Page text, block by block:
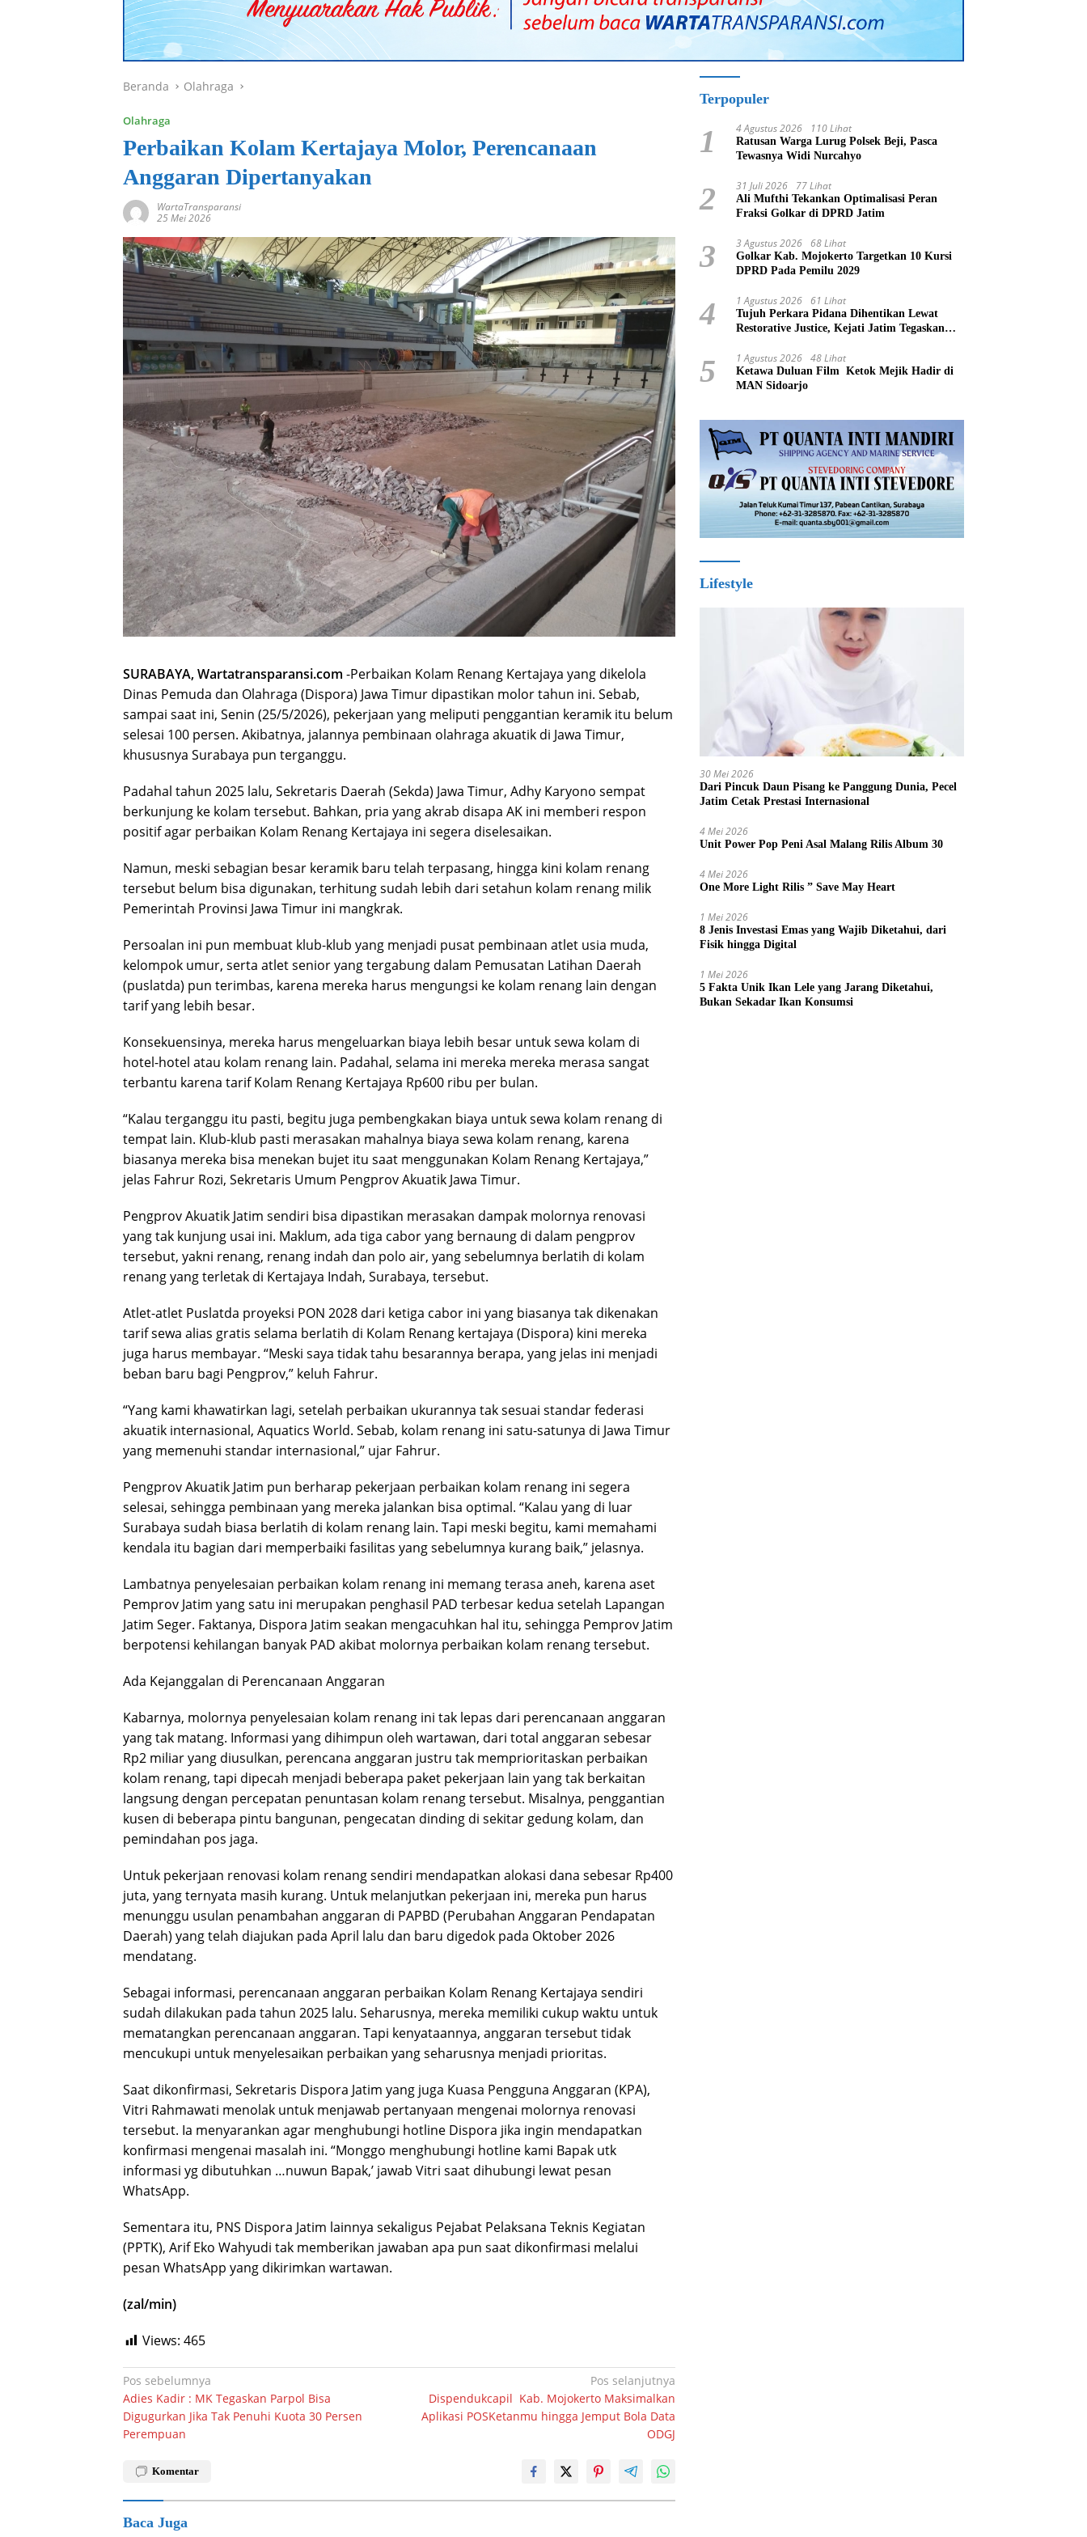
Beranda Olahraga
Olahraga
Perbaikan Kolam Kertajaya Molor, Perencanaan
Anggaran Dipertanyakan
WartaTransparansi
25 Mei 2026
SURABAYA, Wartatransparansi.com -Perbaikan Kolam Renang Kertajaya yang dikelola
Dinas Pemuda dan Olahraga (Dispora) Jawa Timur dipastikan molor tahun ini. Sebab,
sampai saat ini, Senin (25/5/2026), pekerjaan yang meliputi penggantian keramik itu belum
selesai 100 persen. Akibatnya, jalannya pembinaan olahraga akuatik di Jawa Timur,
khususnya Surabaya pun terganggu.
Padahal tahun 2025 lalu, Sekretaris Daerah (Sekda) Jawa Timur, Adhy Karyono sempat
berkunjung ke kolam tersebut. Bahkan, pria yang akrab disapa AK ini memberi respon
positif agar perbaikan Kolam Renang Kertajaya ini segera diselesaikan.
Namun, meski sebagian besar keramik baru telah terpasang, hingga kini kolam renang
tersebut belum bisa digunakan, terhitung sudah lebih dari setahun kolam renang milik
Pemerintah Provinsi Jawa Timur ini mangkrak.
Persoalan ini pun membuat klub-klub yang menjadi pusat pembinaan atlet usia muda,
kelompok umur, serta atlet senior yang tergabung dalam Pemusatan Latihan Daerah
(puslatda) pun terimbas, karena mereka harus mengungsi ke kolam renang lain dengan
tarif yang lebih besar.
Konsekuensinya, mereka harus mengeluarkan biaya lebih besar untuk sewa kolam di
hotel-hotel atau kolam renang lain. Padahal, selama ini mereka mereka merasa sangat
terbantu karena tarif Kolam Renang Kertajaya Rp600 ribu per bulan.
“Kalau terganggu itu pasti, begitu juga pembengkakan biaya untuk sewa kolam renang di
tempat lain. Klub-klub pasti merasakan mahalnya biaya sewa kolam renang, karena
biasanya mereka bisa menekan bujet itu saat menggunakan Kolam Renang Kertajaya,”
jelas Fahrur Rozi, Sekretaris Umum Pengprov Akuatik Jawa Timur.
Pengprov Akuatik Jatim sendiri bisa dipastikan merasakan dampak molornya renovasi
yang tak kunjung usai ini. Maklum, ada tiga cabor yang bernaung di dalam pengprov
tersebut, yakni renang, renang indah dan polo air, yang sebelumnya berlatih di kolam
renang yang terletak di Kertajaya Indah, Surabaya, tersebut.
Atlet-atlet Puslatda proyeksi PON 2028 dari ketiga cabor ini yang biasanya tak dikenakan
tarif sewa alias gratis selama berlatih di Kolam Renang kertajaya (Dispora) kini mereka
juga harus membayar. “Meski saya tidak tahu besarannya berapa, yang jelas ini menjadi
beban baru bagi Pengprov,” keluh Fahrur.
“Yang kami khawatirkan lagi, setelah perbaikan ukurannya tak sesuai standar federasi
akuatik internasional, Aquatics World. Sebab, kolam renang ini satu-satunya di Jawa Timur
yang memenuhi standar internasional,” ujar Fahrur.
Pengprov Akuatik Jatim pun berharap pekerjaan perbaikan kolam renang ini segera
selesai, sehingga pembinaan yang mereka jalankan bisa optimal. “Kalau yang di luar
Surabaya sudah biasa berlatih di kolam renang lain. Tapi meski begitu, kami memahami
kendala itu bagian dari memperbaiki fasilitas yang sebelumnya kurang baik,” jelasnya.
Lambatnya penyelesaian perbaikan kolam renang ini memang terasa aneh, karena aset
Pemprov Jatim yang satu ini merupakan penghasil PAD terbesar kedua setelah Lapangan
Jatim Seger. Faktanya, Dispora Jatim seakan mengacuhkan hal itu, sehingga Pemprov Jatim
berpotensi kehilangan banyak PAD akibat molornya perbaikan kolam renang tersebut.
Ada Kejanggalan di Perencanaan Anggaran
Kabarnya, molornya penyelesaian kolam renang ini tak lepas dari perencanaan anggaran
yang tak matang. Informasi yang dihimpun oleh wartawan, dari total anggaran sebesar
Rp2 miliar yang diusulkan, perencana anggaran justru tak memprioritaskan perbaikan
kolam renang, tapi dipecah menjadi beberapa paket pekerjaan lain yang tak berkaitan
langsung dengan percepatan penuntasan kolam renang tersebut. Misalnya, penggantian
kusen di beberapa pintu bangunan, pengecatan dinding di sekitar gedung kolam, dan
pemindahan pos jaga.
Untuk pekerjaan renovasi kolam renang sendiri mendapatkan alokasi dana sebesar Rp400
juta, yang ternyata masih kurang. Untuk melanjutkan pekerjaan ini, mereka pun harus
menunggu usulan penambahan anggaran di PAPBD (Perubahan Anggaran Pendapatan
Daerah) yang telah diajukan pada April lalu dan baru digedok pada Oktober 2026
mendatang.
Sebagai informasi, perencanaan anggaran perbaikan Kolam Renang Kertajaya sendiri
sudah dilakukan pada tahun 2025 lalu. Seharusnya, mereka memiliki cukup waktu untuk
mematangkan perencanaan anggaran. Tapi kenyataannya, anggaran tersebut tidak
mencukupi untuk menyelesaikan perbaikan yang seharusnya menjadi prioritas.
Saat dikonfirmasi, Sekretaris Dispora Jatim yang juga Kuasa Pengguna Anggaran (KPA),
Vitri Rahmawati menolak untuk menjawab pertanyaan mengenai molornya renovasi
tersebut. Ia menyarankan agar menghubungi hotline Dispora jika ingin mendapatkan
konfirmasi mengenai masalah ini. “Monggo menghubungi hotline kami Bapak utk
informasi yg dibutuhkan …nuwun Bapak,’ jawab Vitri saat dihubungi lewat pesan
WhatsApp.
Sementara itu, PNS Dispora Jatim lainnya sekaligus Pejabat Pelaksana Teknis Kegiatan
(PPTK), Arif Eko Wahyudi tak memberikan jawaban apa pun saat dikonfirmasi melalui
pesan WhatsApp yang dikirimkan wartawan.
(zal/min)
Views: 465
Navigasi
pos
Pos sebelumnya
Adies Kadir : MK Tegaskan Parpol Bisa
Digugurkan Jika Tak Penuhi Kuota 30 Persen
Perempuan
Pos selanjutnya
Dispendukcapil Kab. Mojokerto Maksimalkan
Aplikasi POSKetanmu hingga Jemput Bola Data
ODGJ
Komentar
Baca Juga
Terpopuler
1 4 Agustus 2026 110 Lihat
Ratusan Warga Lurug Polsek Beji, Pasca
Tewasnya Widi Nurcahyo
2 31 Juli 2026 77 Lihat
Ali Mufthi Tekankan Optimalisasi Peran
Fraksi Golkar di DPRD Jatim
3 3 Agustus 2026 68 Lihat
Golkar Kab. Mojokerto Targetkan 10 Kursi
DPRD Pada Pemilu 2029
4 1 Agustus 2026 61 Lihat
Tujuh Perkara Pidana Dihentikan Lewat
Restorative Justice, Kejati Jatim Tegaskan
5 1 Agustus 2026 48 Lihat
Ketawa Duluan Film Ketok Mejik Hadir di
MAN Sidoarjo
Lifestyle
30 Mei 2026
Dari Pincuk Daun Pisang ke Panggung Dunia, Pecel
Jatim Cetak Prestasi Internasional
4 Mei 2026
Unit Power Pop Peni Asal Malang Rilis Album 30
4 Mei 2026
One More Light Rilis ” Save May Heart
1 Mei 2026
8 Jenis Investasi Emas yang Wajib Diketahui, dari
Fisik hingga Digital
1 Mei 2026
5 Fakta Unik Ikan Lele yang Jarang Diketahui,
Bukan Sekadar Ikan Konsumsi